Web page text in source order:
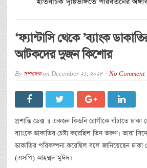
‘ফ্যান্টাসি থেকে ’ব্যাংক
আটকদের দুজন কিশোর
By সম্পাদকon December 21, 2024 No Comment
প্রশান্তি ডেক্স ॥ একজন কিডনি রোগীকে বাঁচাতে ঢাকা
ব্যাংকে ডাকাতির চেষ্টা করেছিল তিন তরুণ। তারা
ডাকাতির পরিকল্পনা করেছিল বলে জানিয়েছেন
(এসপি) আহম্মদ মুঈদ।